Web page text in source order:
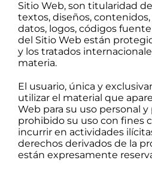
Sitio Web, son titularidad
textos, diseños,
datos, logos, códigos
del Sitio Web están
y los tratados
materia.
El usuario, única y
utilizar el material que
Web para su uso personal
prohibido su uso con fines
incurrir en actividades
derechos derivados de la
están expresamente